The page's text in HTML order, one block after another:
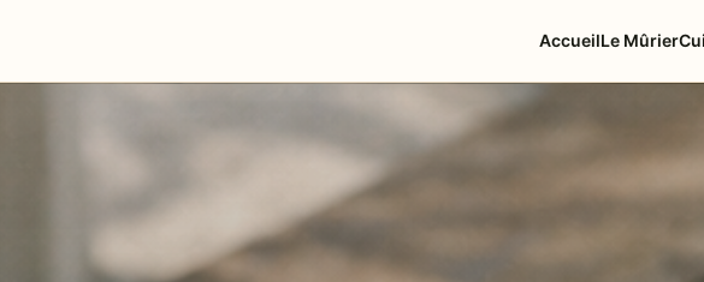
AccueilLe Mûrier